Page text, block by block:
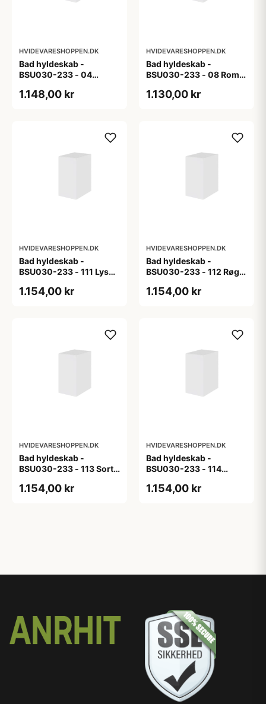
HVIDEVARESHOPPEN.DK
Bad hyldeskab -
BSU030-233 - 04
1.148,00 kr
HVIDEVARESHOPPEN.DK
Bad hyldeskab -
BSU030-233 - 08 Roma
1.130,00 kr
HVIDEVARESHOPPEN.DK
Bad hyldeskab -
BSU030-233 - 111 Lys
1.154,00 kr
HVIDEVARESHOPPEN.DK
Bad hyldeskab -
BSU030-233 - 112 Røget
1.154,00 kr
HVIDEVARESHOPPEN.DK
Bad hyldeskab -
BSU030-233 - 113 Sort
1.154,00 kr
HVIDEVARESHOPPEN.DK
Bad hyldeskab -
BSU030-233 - 114
m/eg ABS-kant
1.154,00 kr